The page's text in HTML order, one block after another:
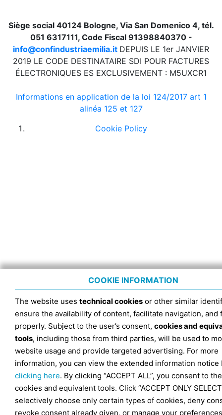
Siège social 40124 Bologne, Via San Domenico 4, tél.
051 6317111, Code Fiscal 91398840370 -
info@confindustriaemilia.it DEPUIS LE 1er JANVIER
2019 LE CODE DESTINATAIRE SDI POUR FACTURES
ÉLECTRONIQUES ES EXCLUSIVEMENT : M5UXCR1
Informations en application de la loi 124/2017 art 1
alinéa 125 et 127
Cookie Policy
COOKIE INFORMATION
The website uses technical cookies or other similar
ensure the availability of content, facilitate navigation, and
properly. Subject to the user’s consent, cookies and
tools, including those from third parties, will be used to
website usage and provide targeted advertising. For more
information, you can view the extended information notice
clicking here. By clicking “ACCEPT ALL”, you consent to
cookies and equivalent tools. Click “ACCEPT ONLY
selectively choose only certain types of cookies, deny
revoke consent already given, or manage your